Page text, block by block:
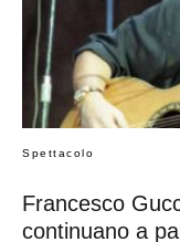
Spettacolo
Francesco
continuano a